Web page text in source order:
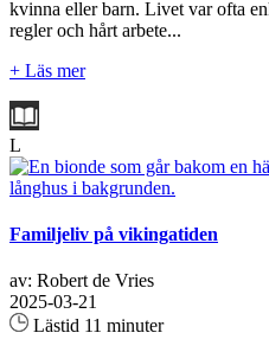
kvinna eller barn. Livet var ofta
regler och hårt arbete...
+ Läs mer
L
Familjeliv på vikingatiden
av: Robert de Vries
2025-03-21
Lästid 11 minuter